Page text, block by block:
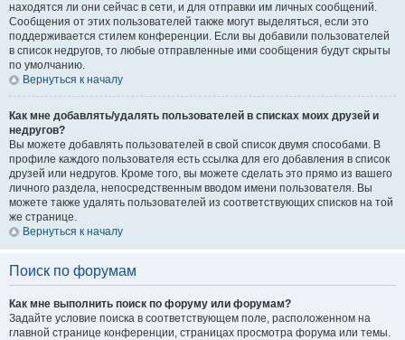
находятся ли они сейчас в сети, и для отправки им личных сообщений.
Сообщения от этих пользователей также могут выделяться, если это
поддерживается стилем конференции. Если вы добавили пользователей
в список недругов, то любые отправленные ими сообщения будут скрыты
по умолчанию.
Вернуться к началу
Как мне добавлять/удалять пользователей в списках моих друзей и
недругов?
Вы можете добавлять пользователей в свой список двумя способами. В
профиле каждого пользователя есть ссылка для его добавления в список
друзей или недругов. Кроме того, вы можете сделать это прямо из вашего
личного раздела, непосредственным вводом имени пользователя. Вы
можете также удалять пользователей из соответствующих списков на той
же странице.
Вернуться к началу
Поиск по форумам
Как мне выполнить поиск по форуму или форумам?
Задайте условие поиска в соответствующем поле, расположенном на
главной странице конференции, страницах просмотра форума или темы.